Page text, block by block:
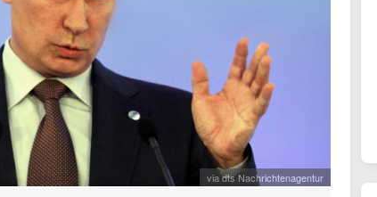
via dts Nachrichtenagentur